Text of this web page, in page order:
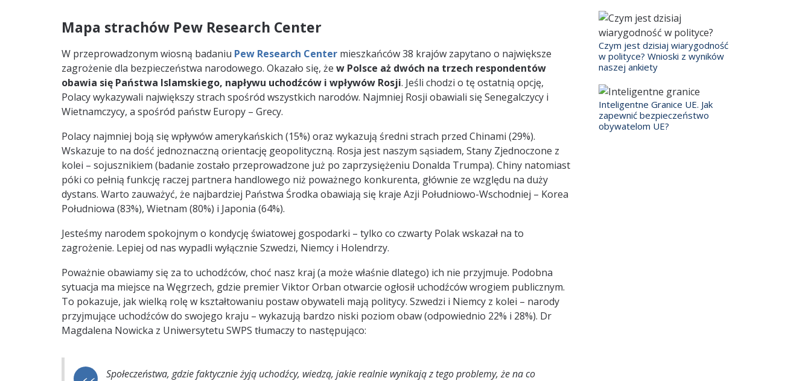
Mapa strachów Pew Research Center
W przeprowadzonym wiosną badaniu Pew Research Center mieszkańców 38 krajów zapytano o największe
zagrożenie dla bezpieczeństwa narodowego. Okazało się, że w Polsce aż dwóch na trzech respondentów
obawia się Państwa Islamskiego, napływu uchodźców i wpływów Rosji. Jeśli chodzi o tę ostatnią opcję,
Polacy wykazywali największy strach spośród wszystkich narodów. Najmniej Rosji obawiali się Senegalczycy i
Wietnamczycy, a spośród państw Europy – Grecy.
Polacy najmniej boją się wpływów amerykańskich (15%) oraz wykazują średni strach przed Chinami (29%).
Wskazuje to na dość jednoznaczną orientację geopolityczną. Rosja jest naszym sąsiadem, Stany Zjednoczone z
kolei – sojusznikiem (badanie zostało przeprowadzone już po zaprzysiężeniu Donalda Trumpa). Chiny natomiast
póki co pełnią funkcję raczej partnera handlowego niż poważnego konkurenta, głównie ze względu na duży
dystans. Warto zauważyć, że najbardziej Państwa Środka obawiają się kraje Azji Południowo-Wschodniej – Korea
Południowa (83%), Wietnam (80%) i Japonia (64%).
Jesteśmy narodem spokojnym o kondycję światowej gospodarki – tylko co czwarty Polak wskazał na to
zagrożenie. Lepiej od nas wypadli wyłącznie Szwedzi, Niemcy i Holendrzy.
Poważnie obawiamy się za to uchodźców, choć nasz kraj (a może właśnie dlatego) ich nie przyjmuje. Podobna
sytuacja ma miejsce na Węgrzech, gdzie premier Viktor Orban otwarcie ogłosił uchodźców wrogiem publicznym.
To pokazuje, jak wielką rolę w kształtowaniu postaw obywateli mają politycy. Szwedzi i Niemcy z kolei – narody
przyjmujące uchodźców do swojego kraju – wykazują bardzo niski poziom obaw (odpowiednio 22% i 28%). Dr
Magdalena Nowicka z Uniwersytetu SWPS tłumaczy to następująco:
Społeczeństwa, gdzie faktycznie żyją uchodźcy, wiedzą, jakie realnie wynikają z tego problemy, że na co
Czym jest dzisiaj wiarygodność
w polityce? Wnioski z wyników
naszej ankiety
Inteligentne Granice UE. Jak
zapewnić bezpieczeństwo
obywatelom UE?